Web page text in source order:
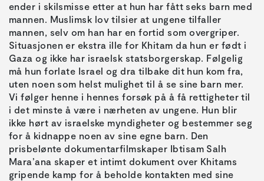
ender i skilsmisse etter at hun har fått seks barn med
mannen. Muslimsk lov tilsier at ungene tilfaller
mannen, selv om han har en fortid som overgriper.
Situasjonen er ekstra ille for Khitam da hun er født i
Gaza og ikke har israelsk statsborgerskap. Følgelig
må hun forlate Israel og dra tilbake dit hun kom fra,
uten noen som helst mulighet til å se sine barn mer.
Vi følger henne i hennes forsøk på å få rettigheter til
i det minste å være i nærheten av ungene. Hun blir
ikke hørt av israelske myndigheter og bestemmer seg
for å kidnappe noen av sine egne barn. Den
prisbelønte dokumentarfilmskaper Ibtisam Salh
Mara’ana skaper et intimt dokument over Khitams
gripende kamp for å beholde kontakten med sine